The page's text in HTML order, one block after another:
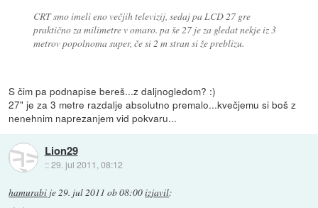
CRT smo imeli eno večjih televizij, sedaj pa LCD 27 gre
praktično za milimetre v omaro. pa še 27 je za gledat nekje iz 3
metrov popolnoma super, če si 2 m stran si že preblizu.
S čim pa podnapise bereš...z daljnogledom? :)
27" je za 3 metre razdalje absolutno premalo...kvečjemu si boš z
nenehnim naprezanjem vid pokvaru...
Lion29
::29. jul 2011, 08:12
hamurabi je29. jul 2011 ob 08:00izjavil: